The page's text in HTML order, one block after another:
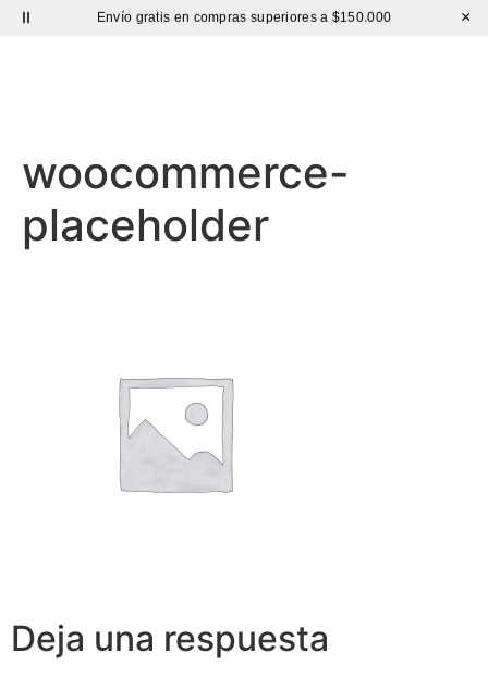
Envío gratis en compras superiores a $150.000
Hasta 60% de DESCUENTO | BOLSO CUERO
×
woocommerce-
placeholder
Deja una respuesta